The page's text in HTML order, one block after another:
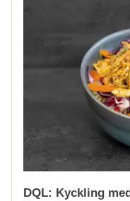
DQL: Kyckling